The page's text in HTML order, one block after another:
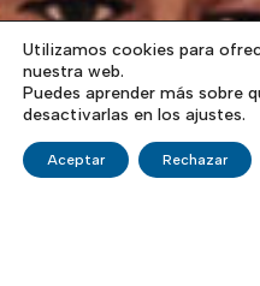
Utilizamos cookies para
nuestra web.
Puedes aprender más sobre
desactivarlas en los ajustes.
Aceptar Rechazar